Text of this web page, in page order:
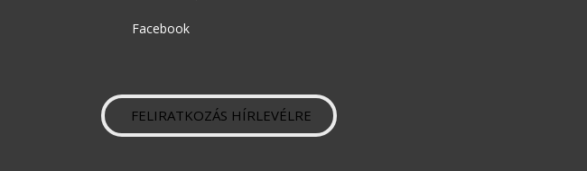
Facebook
FELIRATKOZÁS HÍRLEVÉLRE